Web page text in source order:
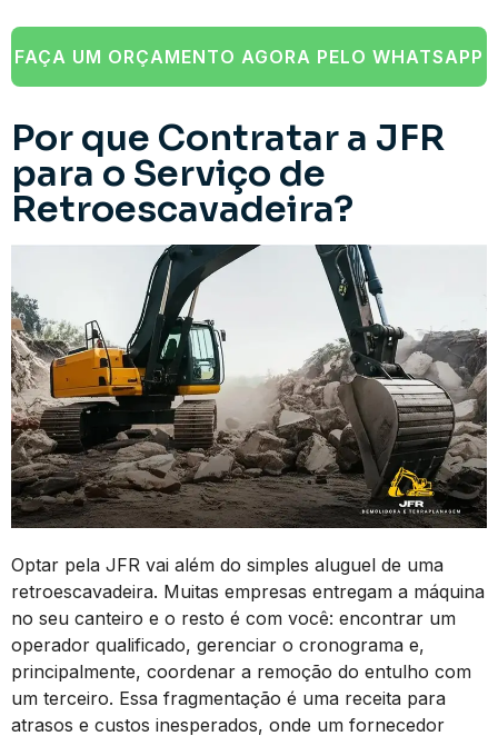
FAÇA UM ORÇAMENTO AGORA PELO WHATSAPP
Por que Contratar a JFR
para o Serviço de
Retroescavadeira?
Optar pela JFR vai além do simples aluguel de uma
retroescavadeira. Muitas empresas entregam a máquina
no seu canteiro e o resto é com você: encontrar um
operador qualificado, gerenciar o cronograma e,
principalmente, coordenar a remoção do entulho com
um terceiro. Essa fragmentação é uma receita para
atrasos e custos inesperados, onde um fornecedor